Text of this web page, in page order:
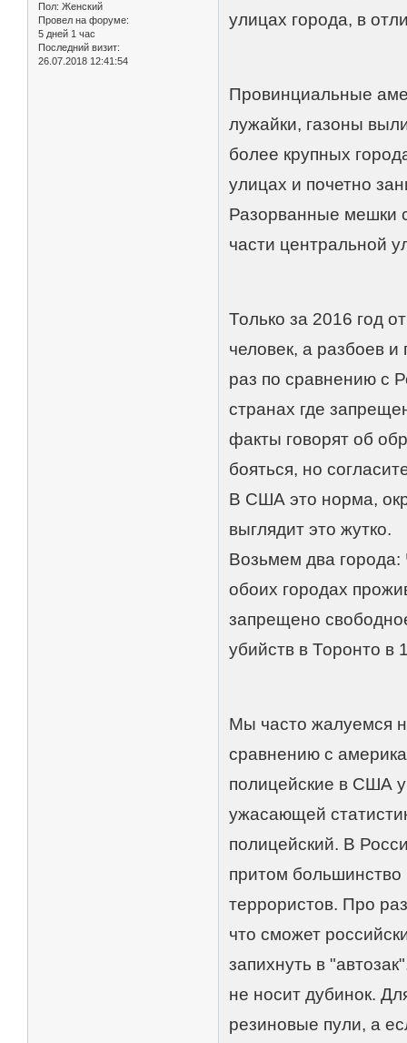
Пол: Женский
Провел на форуме:
5 дней 1 час
Последний визит:
26.07.2018 12:41:54
улицах города, в
Провинциальные
лужайки, газоны
более крупных
улицах и почетно
Разорванные мешки
части центральной
Только за 2016 год
человек, а разбоев
раз по сравнению с
странах где
факты говорят об
бояться, но
В США это норма,
выглядит это жутко.
Возьмем два
обоих городах
запрещено
убийств в Торонто в
Мы часто жалуемся
сравнению с
полицейские в США
ужасающей
полицейский. В
притом
террористов. Про
что сможет
запихнуть в
не носит дубинок.
резиновые пули, а